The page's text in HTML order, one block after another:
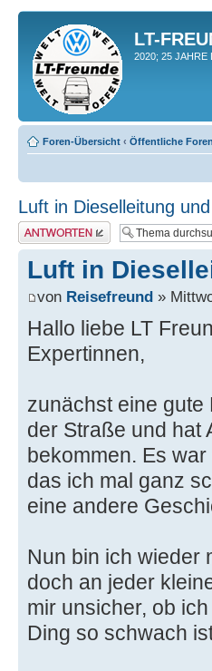
LT-
2020; 25 JAHRE
Foren-Übersicht ‹ Öffentliche Foren
Luft in Dieselleitung
Antwort erstellen
Luft in
von Reisefreund »
Hallo liebe LT
Expertinnen,
zunächst eine gute
der Straße und hat
bekommen. Es
das ich mal ganz
eine andere
Nun bin ich wieder
doch an jeder
mir unsicher, ob
Ding so schwach